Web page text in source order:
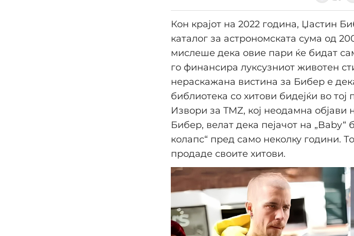
Кон крајот на 2022 година, Џастин
каталог за астрономската сума од
мислеше дека овие пари ќе бидат
го финансира луксузниот животен
нераскажана вистина за Бибер е
библиотека со хитови бидејќи во
Извори за TMZ, кој неодамна
Бибер, велат дека пејачот на
колапс“ пред само неколку години.
продаде своите хитови.